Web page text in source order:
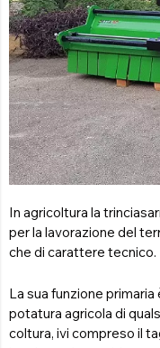
In agricoltura la
per la lavorazione del
che di carattere tecnico.
La sua funzione
potatura agricola di
coltura, ivi compreso il